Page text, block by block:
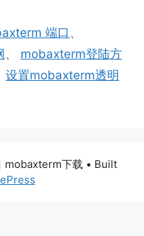
端口 、
、 mobaxterm登陆方
设置mobaxterm透明
下载 • Built